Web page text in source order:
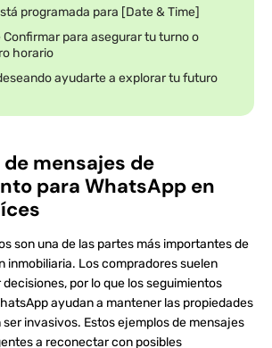
programada para [Date & Time]
Confirmar para asegurar tu turno o
horario
ayudarte a explorar tu futuro
mensajes de
para WhatsApp en
son una de las partes más importantes de
inmobiliaria. Los compradores suelen
por lo que los seguimientos
ayudan a mantener las propiedades
ser invasivos. Estos ejemplos de mensajes
a reconectar con posibles